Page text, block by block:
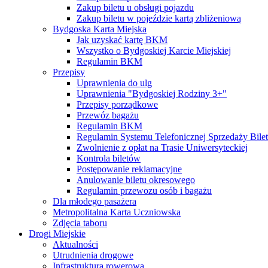
Zakup biletu u obsługi pojazdu
Zakup biletu w pojeździe kartą zbliżeniową
Bydgoska Karta Miejska
Jak uzyskać kartę BKM
Wszystko o Bydgoskiej Karcie Miejskiej
Regulamin BKM
Przepisy
Uprawnienia do ulg
Uprawnienia "Bydgoskiej Rodziny 3+"
Przepisy porządkowe
Przewóz bagażu
Regulamin BKM
Regulamin Systemu Telefonicznej Sprzedaży
Zwolnienie z opłat na Trasie Uniwersyteckiej
Kontrola biletów
Postępowanie reklamacyjne
Anulowanie biletu okresowego
Regulamin przewozu osób i bagażu
Dla młodego pasażera
Metropolitalna Karta Uczniowska
Zdjęcia taboru
Drogi Miejskie
Aktualności
Utrudnienia drogowe
Infrastruktura rowerowa